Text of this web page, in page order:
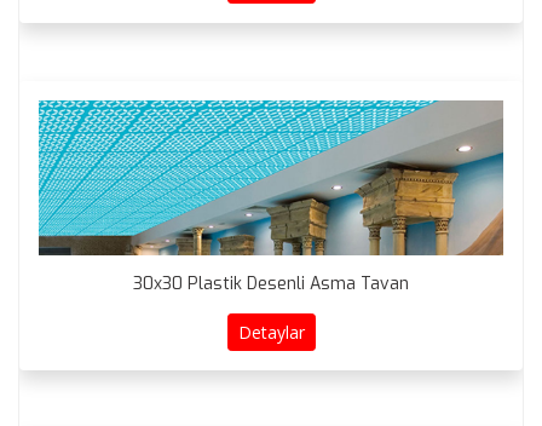
30x30 Plastik Desenli Asma Tavan
Detaylar